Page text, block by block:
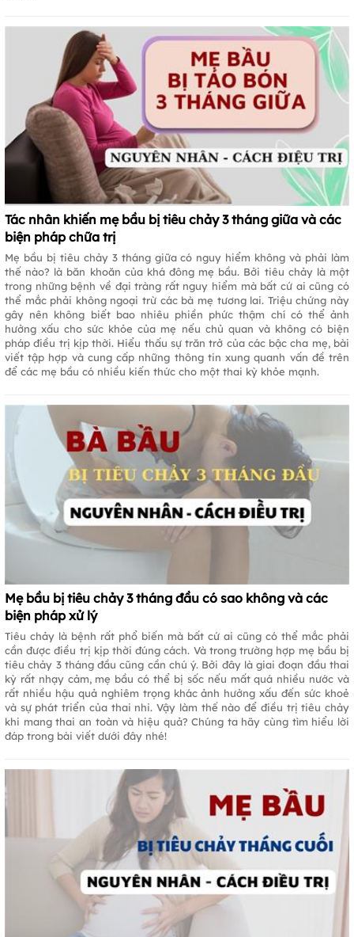
Tác nhân khiến mẹ bầu bị tiêu chảy 3 tháng giữa và các
biện pháp chữa trị
Mẹ bầu bị tiêu chảy 3 tháng giữa có nguy hiểm không và phải làm
thế nào? là băn khoăn của khá đông mẹ bầu. Bởi tiêu chảy là một
trong những bệnh về đại tràng rất nguy hiểm mà bất cứ ai cũng có
thể mắc phải không ngoại trừ các bà mẹ tương lai. Triệu chứng này
gây nên không biết bao nhiêu phiền phức thậm chí có thể ảnh
hưởng xấu cho sức khỏe của mẹ nếu chủ quan và không có biện
pháp điều trị kịp thời. Hiểu thấu sự trăn trở của các bậc cha mẹ, bài
viết tập hợp và cung cấp những thông tin xung quanh vấn đề trên
để các mẹ bầu có nhiều kiến thức cho một thai kỳ khỏe mạnh.
Mẹ bầu bị tiêu chảy 3 tháng đầu có sao không và các
biện pháp xử lý
Tiêu chảy là bệnh rất phổ biến mà bất cứ ai cũng có thể mắc phải
cần được điều trị kịp thời đúng cách. Và trong trường hợp mẹ bầu bị
tiêu chảy 3 tháng đầu cũng cần chú ý. Bởi đây là giai đoạn đầu thai
kỳ rất nhạy cảm, mẹ bầu có thể bị sốc nếu mất quá nhiều nước và
rất nhiều hậu quả nghiêm trọng khác ảnh hưởng xấu đến sức khoẻ
và sự phát triển của thai nhi. Vậy làm thế nào để điều trị tiêu chảy
khi mang thai an toàn và hiệu quả? Chúng ta hãy cùng tìm hiểu lời
đáp trong bài viết dưới đây nhé!